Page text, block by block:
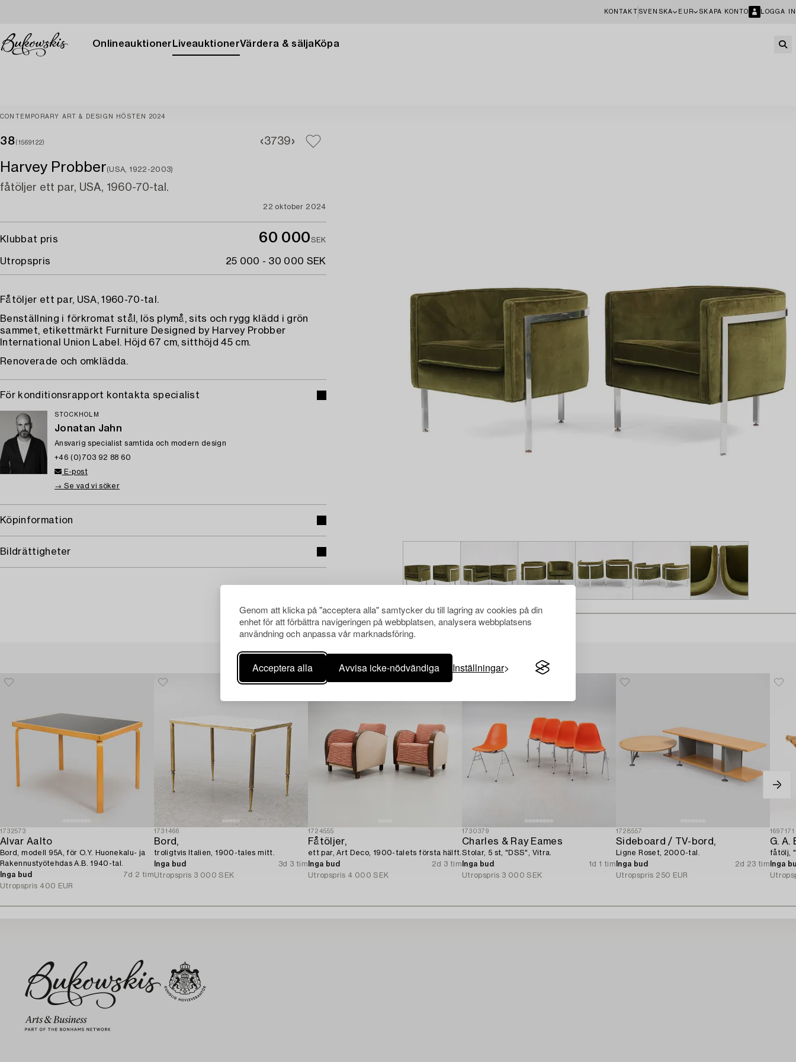
Genom att klicka på "acceptera alla" samtycker du till lagring av cookies på din
enhet för att förbättra navigeringen på webbplatsen, analysera webbplatsens
användning och anpassa vår marknadsföring.
Acceptera alla Avvisa icke-nödvändiga Inställningar
KONTAKT SVENSKA EUR SKAPA KONTO LOGGA IN
Onlineauktioner LiveauktionerVärdera & sälja Köpa
CONTEMPORARY ART & DESIGN HÖSTEN 2024
38 (1569122) 3739
Harvey Probber(USA, 1922-2003)
fåtöljer ett par, USA, 1960-70-tal.
22 oktober 2024
Klubbat pris 60 000SEK
Utropspris 25 000 - 30 000 SEK
Fåtöljer ett par, USA, 1960-70-tal.
Benställning i förkromat stål, lös plymå, sits och rygg klädd i grön
sammet, etikettmärkt Furniture Designed by Harvey Probber
International Union Label. Höjd 67 cm, sitthöjd 45 cm.
Renoverade och omklädda.
För konditionsrapport kontakta specialist
STOCKHOLM
Jonatan Jahn
Ansvarig specialist samtida och modern design
+46 (0)703 92 88 60
E-post
→ Se vad vi söker
Köpinformation
Bildrättigheter
Andra har även tittat på
1732573
Alvar Aalto
Bord, modell 95A, för O.Y. Huonekalu- ja
Rakennustyötehdas A.B. 1940-tal.
Inga bud
7d 2 tim
Utropspris 400 EUR
1731466
Bord,
troligtvis Italien, 1900-tales mitt.
Inga bud
3d 3 tim
Utropspris 3 000 SEK
1724555
Fåtöljer,
ett par, Art Deco, 1900-talets första hälft.
Inga bud
2d 3 tim
Utropspris 4 000 SEK
1730379
Charles & Ray Eames
Stolar, 5 st, "DSS", Vitra.
Inga bud
1d 1 tim
Utropspris 3 000 SEK
1728557
Sideboard / TV-bord,
Ligne Roset, 2000-tal.
Inga bud
2d 23 tim
Utropspris 250 EUR
1697171
G. A.
fåtölj,
Inga